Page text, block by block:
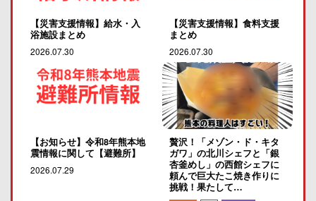
【災害支援情報】給水・入
浴施設まとめ
2026.07.30
【災害支援情報】食料支援
まとめ
2026.07.30
【お知らせ】令和8年熊本地
震情報に関して【避難所】
2026.07.29
贅沢！「メゾン・ド・キタ
ガワ」の北川シェフと「銀
杏釜めし」の西館シェフに
頼んで巨大たこ焼き作りに
挑戦！果たして…